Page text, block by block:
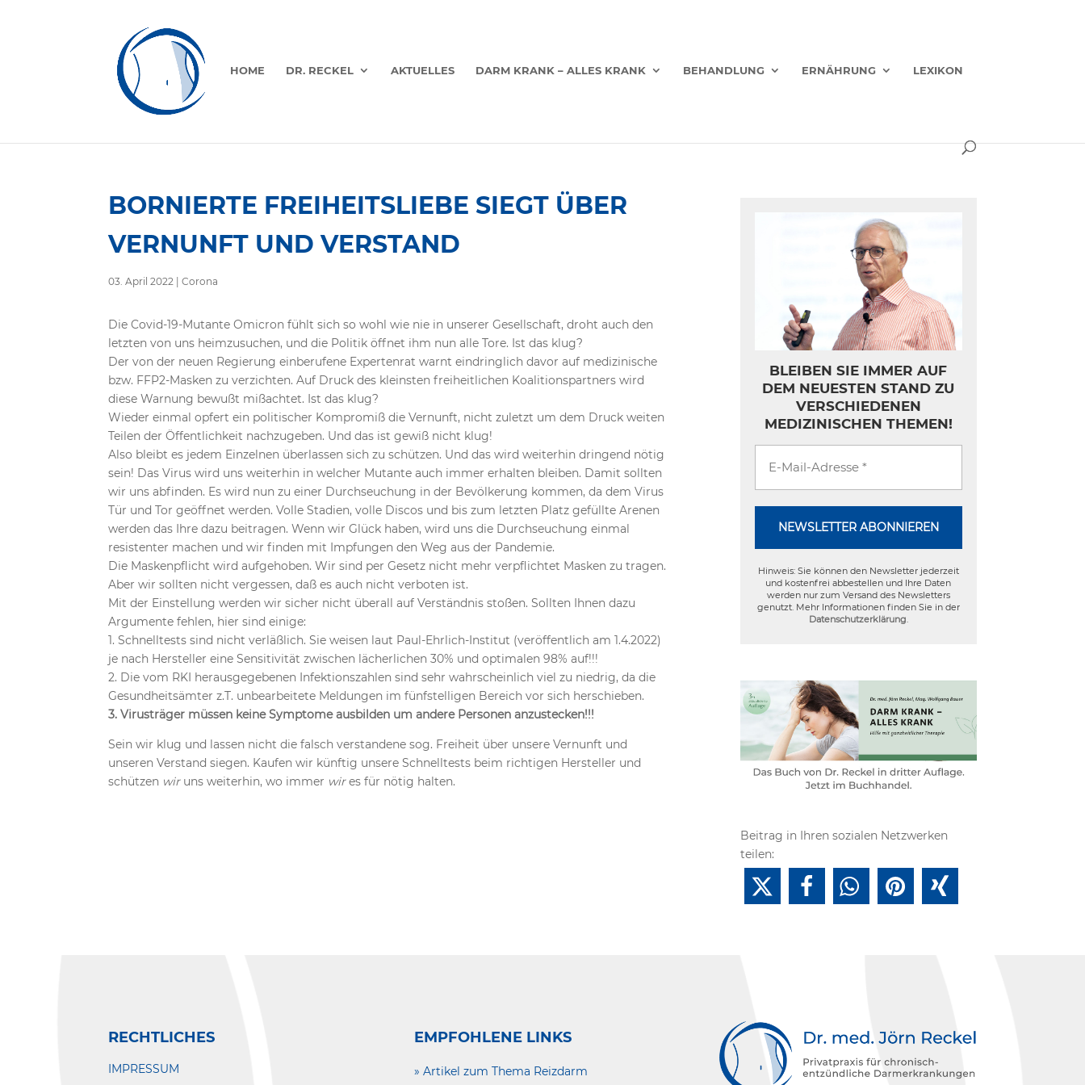
HOME DR. RECKEL AKTUELLES DARM KRANK – ALLES KRANK BEHANDLUNG ERNÄHRUNG LEXIKON
BORNIERTE FREIHEITSLIEBE SIEGT ÜBER
VERNUNFT UND VERSTAND
03. April 2022 |Corona
Die Covid-19-Mutante Omicron fühlt sich so wohl wie nie in unserer Gesellschaft, droht auch den
letzten von uns heimzusuchen, und die Politik öffnet ihm nun alle Tore. Ist das klug?
Der von der neuen Regierung einberufene Expertenrat warnt eindringlich davor auf medizinische
bzw. FFP2-Masken zu verzichten. Auf Druck des kleinsten freiheitlichen Koalitionspartners wird
diese Warnung bewußt mißachtet. Ist das klug?
Wieder einmal opfert ein politischer Kompromiß die Vernunft, nicht zuletzt um dem Druck weiten
Teilen der Öffentlichkeit nachzugeben. Und das ist gewiß nicht klug!
Also bleibt es jedem Einzelnen überlassen sich zu schützen. Und das wird weiterhin dringend nötig
sein! Das Virus wird uns weiterhin in welcher Mutante auch immer erhalten bleiben. Damit sollten
wir uns abfinden. Es wird nun zu einer Durchseuchung in der Bevölkerung kommen, da dem Virus
Tür und Tor geöffnet werden. Volle Stadien, volle Discos und bis zum letzten Platz gefüllte Arenen
werden das Ihre dazu beitragen. Wenn wir Glück haben, wird uns die Durchseuchung einmal
resistenter machen und wir finden mit Impfungen den Weg aus der Pandemie.
Die Maskenpflicht wird aufgehoben. Wir sind per Gesetz nicht mehr verpflichtet Masken zu tragen.
Aber wir sollten nicht vergessen, daß es auch nicht verboten ist.
Mit der Einstellung werden wir sicher nicht überall auf Verständnis stoßen. Sollten Ihnen dazu
Argumente fehlen, hier sind einige:
1. Schnelltests sind nicht verläßlich. Sie weisen laut Paul-Ehrlich-Institut (veröffentlich am 1.4.2022)
je nach Hersteller eine Sensitivität zwischen lächerlichen 30% und optimalen 98% auf!!!
2. Die vom RKI herausgegebenen Infektionszahlen sind sehr wahrscheinlich viel zu niedrig, da die
Gesundheitsämter z.T. unbearbeitete Meldungen im fünfstelligen Bereich vor sich herschieben.
3. Virusträger müssen keine Symptome ausbilden um andere Personen anzustecken!!!
Sein wir klug und lassen nicht die falsch verstandene sog. Freiheit über unsere Vernunft und
unseren Verstand siegen. Kaufen wir künftig unsere Schnelltests beim richtigen Hersteller und
schützen wiruns weiterhin, wo immer wires für nötig halten.
BLEIBEN SIE IMMER AUF
DEM NEUESTEN STAND ZU
VERSCHIEDENEN
MEDIZINISCHEN THEMEN!
Hinweis: Sie können den Newsletter jederzeit
und kostenfrei abbestellen und Ihre Daten
werden nur zum Versand des Newsletters
genutzt. Mehr Informationen finden Sie in der
Datenschutzerklärung.
Beitrag in Ihren sozialen Netzwerken
teilen:
RECHTLICHES
IMPRESSUM
EMPFOHLENE LINKS
» Artikel zum Thema Reizdarm